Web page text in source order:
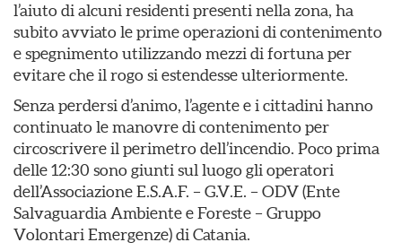
l’aiuto di alcuni residenti presenti nella zona, ha
subito avviato le prime operazioni di contenimento
e spegnimento utilizzando mezzi di fortuna per
evitare che il rogo si estendesse ulteriormente.
​Senza perdersi d’animo, l’agente e i cittadini hanno
continuato le manovre di contenimento per
circoscrivere il perimetro dell’incendio. Poco prima
delle 12:30 sono giunti sul luogo gli operatori
dell’Associazione E.S.A.F. – G.V.E. – ODV (Ente
Salvaguardia Ambiente e Foreste – Gruppo
Volontari Emergenze) di Catania.